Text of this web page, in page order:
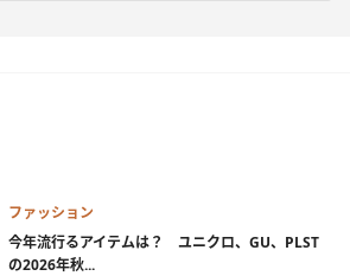
ファッション
今年流行るアイテムは？ ユニクロ、GU、PLST
の2026年秋...